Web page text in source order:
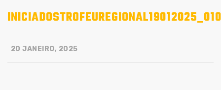
INICIADOSTROFEUREGIONAL19012025_010
20 JANEIRO, 2025